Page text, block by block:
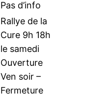
Pas d’info
Rallye de la
Cure 9h 18h
le samedi
Ouverture
Ven soir –
Fermeture